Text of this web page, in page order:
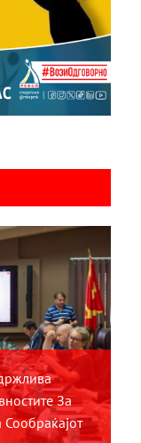
За